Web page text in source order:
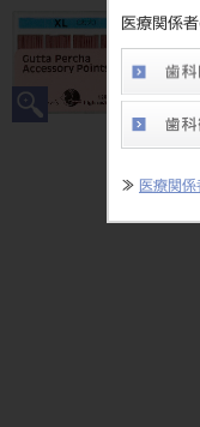
医療関係
≫ 医療関